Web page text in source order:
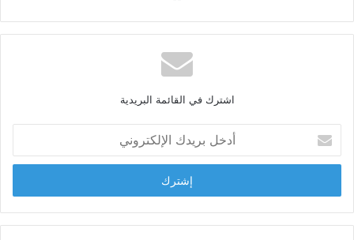
ق
ع
ا
ي
ب
اشترك في القائمة البريدية
خ
ب
ر